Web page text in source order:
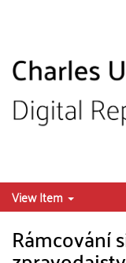
View Item
Rámcování